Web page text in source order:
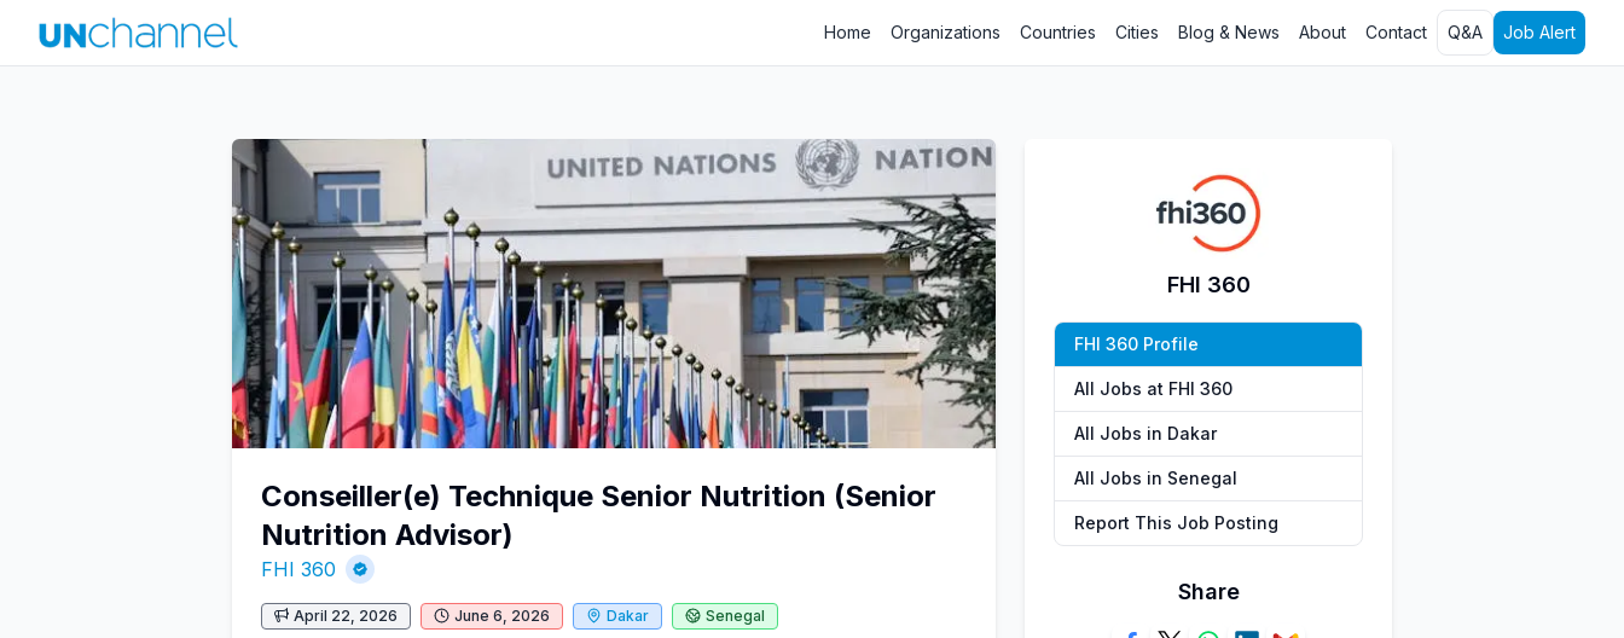
Home Organizations Countries Cities Blog & News About Contact Q&A Job Alert
Conseiller(e) Technique Senior Nutrition (Senior
Nutrition Advisor)
FHI 360
April 22, 2026 June 6, 2026 Dakar Senegal
FHI 360
FHI 360 Profile
All Jobs at FHI 360
All Jobs in Dakar
All Jobs in Senegal
Report This Job Posting
Share